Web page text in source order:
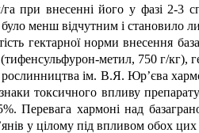
при внесенні його у фазі 2-3
було менш відчутним і становило
гектарної норми внесення
метил, 750 г/кг),
рослинництва ім. В.Я. Юр’єва
токсичного впливу
Перевага хармоні над
у цілому під впливом обох